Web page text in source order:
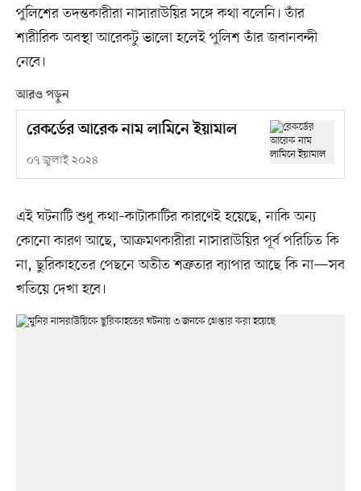
পুলিশের তদন্তকারীরা নাসারাউয়ির সঙ্গে কথা বলেনি। তাঁর
শারীরিক অবস্থা আরেকটু ভালো হলেই পুলিশ তাঁর জবানবন্দী
নেবে।
আরও পড়ুন
রেকর্ডের আরেক নাম লামিনে ইয়ামাল
০৭ জুলাই ২০২৪
এই ঘটনাটি শুধু কথা–কাটাকাটির কারণেই হয়েছে, নাকি অন্য
কোনো কারণ আছে, আক্রমণকারীরা নাসারাউয়ির পূর্ব পরিচিত কি
না, ছুরিকাহতের পেছনে অতীত শত্রুতার ব্যাপার আছে কি না—সব
খতিয়ে দেখা হবে।